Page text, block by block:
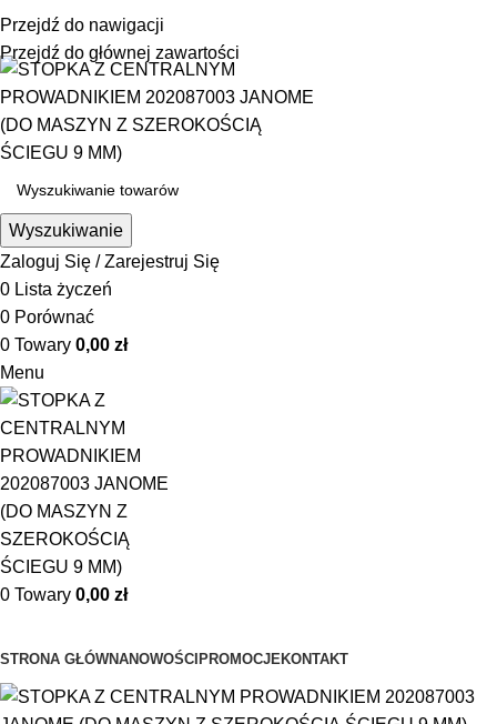
Przejdź do nawigacji
Przejdź do głównej zawartości
☎ +48 85 653 93 55
+48 85 653 93 55
biuro@maszyny-szwalnicze.pl
Wyszukiwanie
Zaloguj Się / Zarejestruj Się
0 Lista życzeń
0 Porównać
0 Towary 0,00 zł
Menu
0 Towary 0,00 zł
STRONA GŁÓWNANOWOŚCI PROMOCJEKONTAKT